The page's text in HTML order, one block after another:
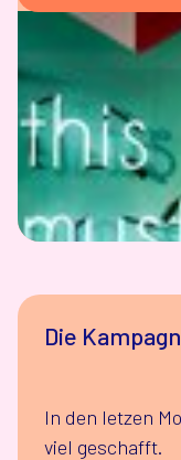
Die
In den letzen
viel geschafft.